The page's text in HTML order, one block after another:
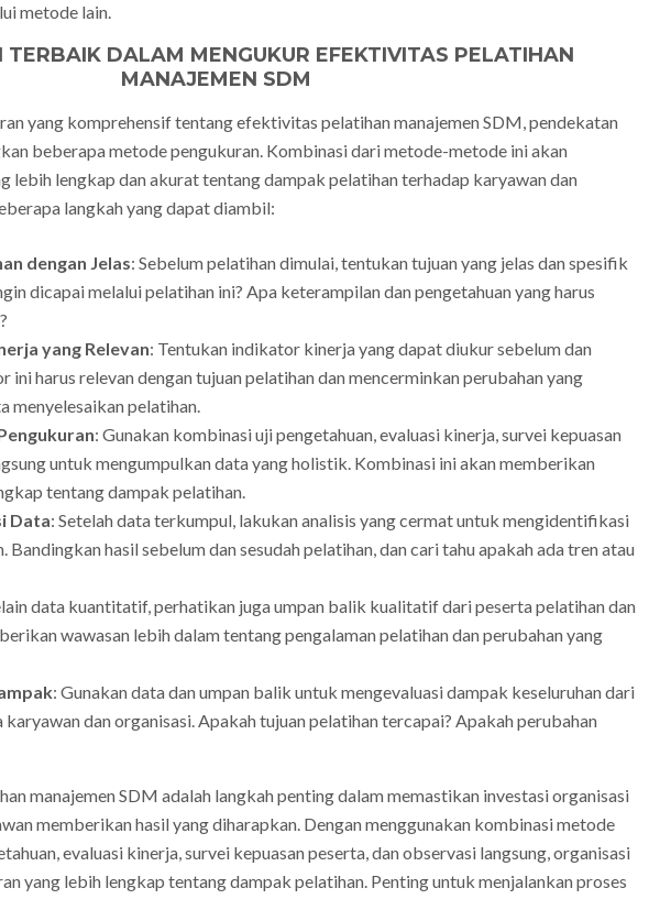
metode lain.
TERBAIK DALAM MENGUKUR EFEKTIVITAS PELATIHAN
MANAJEMEN SDM
yang komprehensif tentang efektivitas pelatihan manajemen SDM, pendekatan
beberapa metode pengukuran. Kombinasi dari metode-metode ini akan
lebih lengkap dan akurat tentang dampak pelatihan terhadap karyawan dan
langkah yang dapat diambil:
dengan Jelas: Sebelum pelatihan dimulai, tentukan tujuan yang jelas dan spesifik
dicapai melalui pelatihan ini? Apa keterampilan dan pengetahuan yang harus
yang Relevan: Tentukan indikator kinerja yang dapat diukur sebelum dan
ini harus relevan dengan tujuan pelatihan dan mencerminkan perubahan yang
menyelesaikan pelatihan.
: Gunakan kombinasi uji pengetahuan, evaluasi kinerja, survei kepuasan
untuk mengumpulkan data yang holistik. Kombinasi ini akan memberikan
tentang dampak pelatihan.
Data: Setelah data terkumpul, lakukan analisis yang cermat untuk mengidentifikasi
Bandingkan hasil sebelum dan sesudah pelatihan, dan cari tahu apakah ada tren atau
data kuantitatif, perhatikan juga umpan balik kualitatif dari peserta pelatihan dan
wawasan lebih dalam tentang pengalaman pelatihan dan perubahan yang
: Gunakan data dan umpan balik untuk mengevaluasi dampak keseluruhan dari
dan organisasi. Apakah tujuan pelatihan tercapai? Apakah perubahan
manajemen SDM adalah langkah penting dalam memastikan investasi organisasi
memberikan hasil yang diharapkan. Dengan menggunakan kombinasi metode
evaluasi kinerja, survei kepuasan peserta, dan observasi langsung, organisasi
yang lebih lengkap tentang dampak pelatihan. Penting untuk menjalankan proses